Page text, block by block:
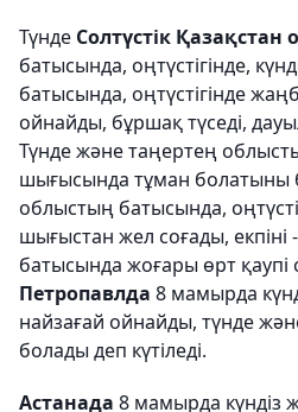
Түнде Солтүстік
батысында, оңтүстігінде,
батысында, оңтүстігінде
ойнайды, бұршақ түседі,
Түнде және таңертең
шығысында тұман болатыны
облыстың батысында,
шығыстан жел соғады,
батысында жоғары өрт қаупі
Петропавлда 8 мамырда
найзағай ойнайды, түнде
болады деп күтіледі.
Астанада 8 мамырда күндіз